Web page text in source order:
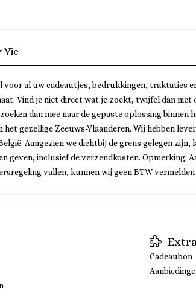
Vie
voor al uw cadeautjes, bedrukkingen, traktaties
Vind je niet direct wat je zoekt, twijfel dan niet
dan mee naar de gepaste oplossing binnen
het gezellige Zeeuws-Vlaanderen. Wij hebben
Aangezien we dichtbij de grens gelegen zijn,
geven, inclusief de verzendkosten. Opmerking:
vallen, kunnen wij geen BTW
Cadeaubon